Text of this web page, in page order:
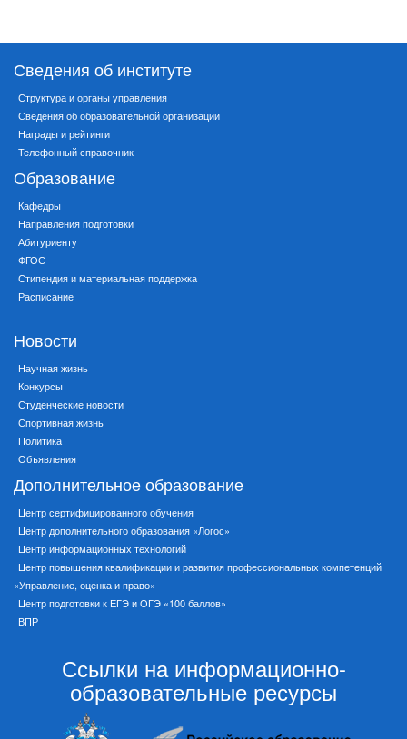
Сведения об институте
Структура и органы управления
Сведения об образовательной организации
Награды и рейтинги
Телефонный справочник
Образование
Кафедры
Направления подготовки
Абитуриенту
ФГОС
Стипендия и материальная поддержка
Расписание
Новости
Научная жизнь
Конкурсы
Студенческие новости
Спортивная жизнь
Политика
Объявления
Дополнительное образование
Центр сертифицированного обучения
Центр дополнительного образования «Логос»
Центр информационных технологий
Центр повышения квалификации и развития профессиональных компетенций
«Управление, оценка и право»
Центр подготовки к ЕГЭ и ОГЭ «100 баллов»
ВПР
Ссылки на информационно-
образовательные ресурсы